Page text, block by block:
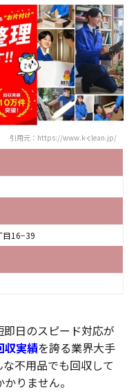
引用元：https://www.k-clean.jp/
目16−39
日のスピード対応が
収実績を誇る業界大手
不用品でも回収して
りません。